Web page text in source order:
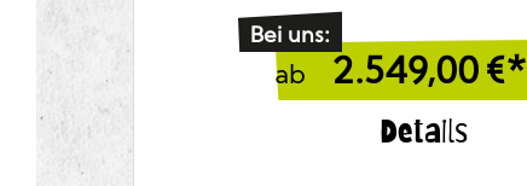
Bei uns:
ab 2.549,00 €*
Details